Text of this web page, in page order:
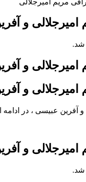
و
شد.
و
و
آفرین عبیسی ، در ادامه
و
شد.